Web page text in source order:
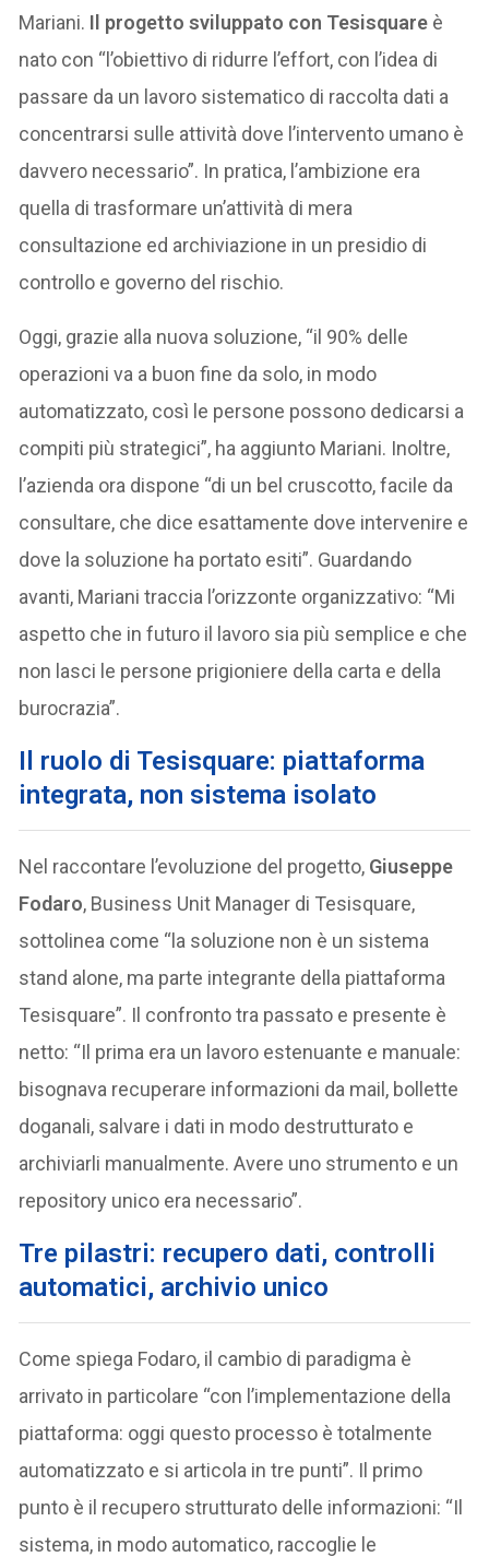
Mariani. Il progetto sviluppato con Tesisquare è
nato con “l’obiettivo di ridurre l’effort, con l’idea di
passare da un lavoro sistematico di raccolta dati a
concentrarsi sulle attività dove l’intervento umano è
davvero necessario”. In pratica, l’ambizione era
quella di trasformare un’attività di mera
consultazione ed archiviazione in un presidio di
controllo e governo del rischio.
Oggi, grazie alla nuova soluzione, “il 90% delle
operazioni va a buon fine da solo, in modo
automatizzato, così le persone possono dedicarsi a
compiti più strategici”, ha aggiunto Mariani. Inoltre,
l’azienda ora dispone “di un bel cruscotto, facile da
consultare, che dice esattamente dove intervenire e
dove la soluzione ha portato esiti”. Guardando
avanti, Mariani traccia l’orizzonte organizzativo: “Mi
aspetto che in futuro il lavoro sia più semplice e che
non lasci le persone prigioniere della carta e della
burocrazia”.
Il ruolo di Tesisquare: piattaforma
integrata, non sistema isolato
Nel raccontare l’evoluzione del progetto, Giuseppe
Fodaro, Business Unit Manager di Tesisquare,
sottolinea come “la soluzione non è un sistema
stand alone, ma parte integrante della piattaforma
Tesisquare”. Il confronto tra passato e presente è
netto: “Il prima era un lavoro estenuante e manuale:
bisognava recuperare informazioni da mail, bollette
doganali, salvare i dati in modo destrutturato e
archiviarli manualmente. Avere uno strumento e un
repository unico era necessario”.
Tre pilastri: recupero dati, controlli
automatici, archivio unico
Come spiega Fodaro, il cambio di paradigma è
arrivato in particolare “con l’implementazione della
piattaforma: oggi questo processo è totalmente
automatizzato e si articola in tre punti”. Il primo
punto è il recupero strutturato delle informazioni: “Il
sistema, in modo automatico, raccoglie le